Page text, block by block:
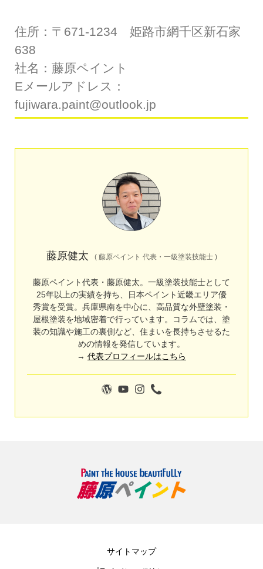
住所：〒671-1234 姫路市網千区新石家
638
社名：藤原ペイント
Eメールアドレス：
fujiwara.paint@outlook.jp
藤原健太 (藤原ペイント 代表・一級塗装技能士 )
藤原ペイント代表・藤原健太。一級塗装技能士として
25年以上の実績を持ち、日本ペイント近畿エリア優
秀賞を受賞。兵庫県南を中心に、高品質な外壁塗装・
屋根塗装を地域密着で行っています。コラムでは、塗
装の知識や施工の裏側など、住まいを長持ちさせるた
めの情報を発信しています。
→ 代表プロフィールはこちら
サイトマップ